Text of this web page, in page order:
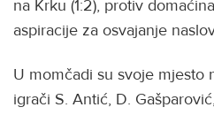
na Krku (1:2), protiv
aspiracije za osvajanje
U momčadi su svoje mjesto
igrači S. Antić, D.